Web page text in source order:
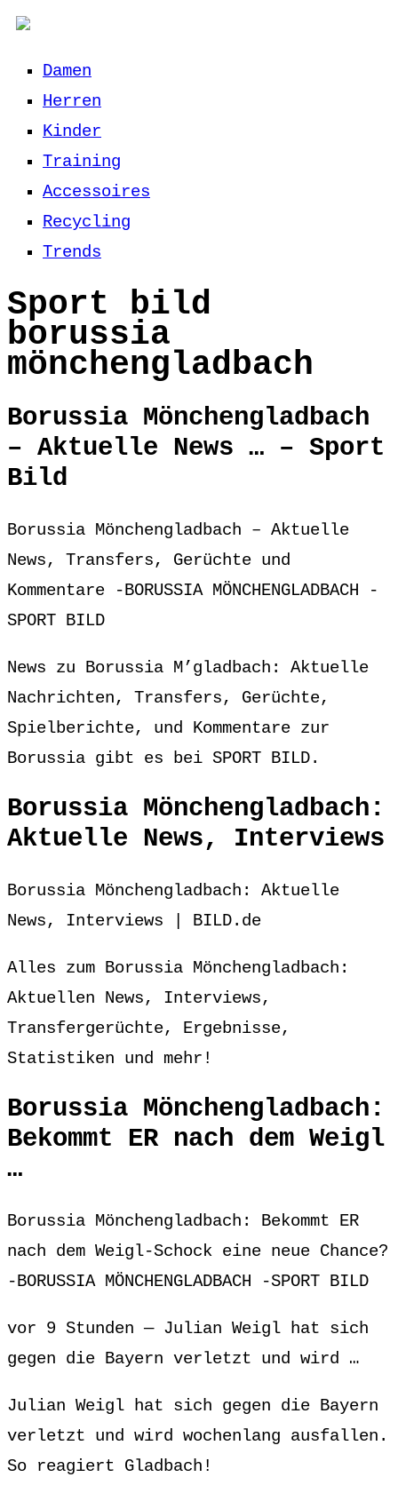
Damen
Herren
Kinder
Training
Accessoires
Recycling
Trends
Sport bild
borussia
mönchengladbach
Borussia Mönchengladbach
– Aktuelle News … – Sport
Bild
Borussia Mönchengladbach – Aktuelle
News, Transfers, Gerüchte und
Kommentare -BORUSSIA MÖNCHENGLADBACH -
SPORT BILD
News zu Borussia M’gladbach: Aktuelle
Nachrichten, Transfers, Gerüchte,
Spielberichte, und Kommentare zur
Borussia gibt es bei SPORT BILD.
Borussia Mönchengladbach:
Aktuelle News, Interviews
Borussia Mönchengladbach: Aktuelle
News, Interviews | BILD.de
Alles zum Borussia Mönchengladbach:
Aktuellen News, Interviews,
Transfergerüchte, Ergebnisse,
Statistiken und mehr!
Borussia Mönchengladbach:
Bekommt ER nach dem Weigl
…
Borussia Mönchengladbach: Bekommt ER
nach dem Weigl-Schock eine neue Chance?
-BORUSSIA MÖNCHENGLADBACH -SPORT BILD
vor 9 Stunden — Julian Weigl hat sich
gegen die Bayern verletzt und wird …
Julian Weigl hat sich gegen die Bayern
verletzt und wird wochenlang ausfallen.
So reagiert Gladbach!